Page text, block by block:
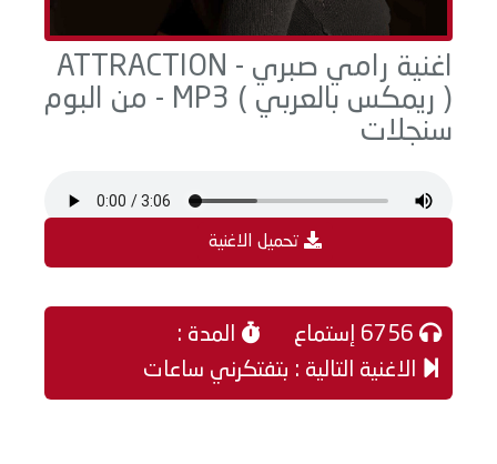
اغنية رامي صبري - ATTRACTION
( ريمكس بالعربي ) MP3 - من البوم
سنجلات
تحميل الاغنية
المدة :
الاغنية التالية : بتفتكرني ساعات